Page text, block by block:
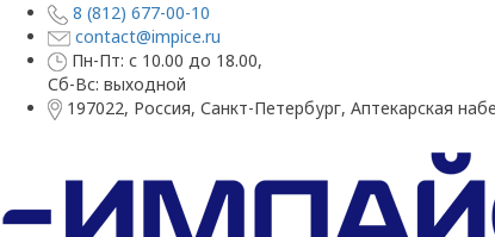
8 (812) 677-00-10
contact@impice.ru
Пн-Пт: с 10.00 до 18.00,
Сб-Вс: выходной
197022, Россия, Санкт-Петербург, Аптекарская